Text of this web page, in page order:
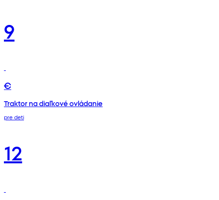
9
€
Traktor na diaľkové ovládanie
pre deti
12